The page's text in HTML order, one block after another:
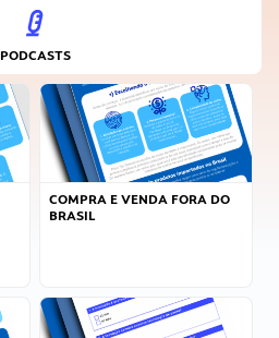
PODCASTS
COMPRA E VENDA FORA DO
BRASIL